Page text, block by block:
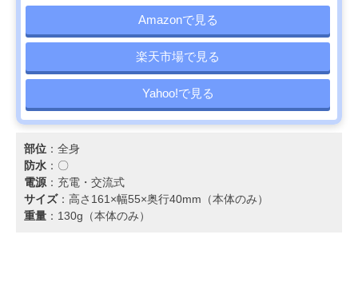
Amazonで見る
楽天市場で見る
Yahoo!で見る
部位 ：全身
防水 ：〇
電源：充電・交流式
サイズ：高さ161×幅55×奥行40mm（本体のみ）
重量 ：130g（本体のみ）